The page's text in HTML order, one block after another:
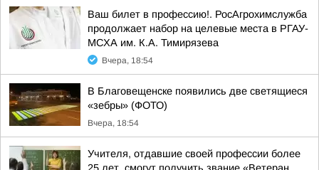
Ваш билет в профессию!. РосАгрохимслужба
продолжает набор на целевые места в РГАУ-
МСХА им. К.А. Тимирязева
Вчера, 18:54
В Благовещенске появились две светящиеся
«зебры» (ФОТО)
Вчера, 18:54
Учителя, отдавшие своей профессии более